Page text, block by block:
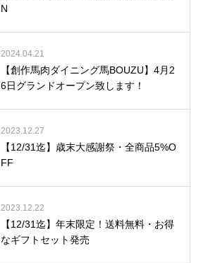
N
2024.04.21
【創作馬肉ダイニング馬BOUZU】4月2
6日グランドオープン致します！
2023.12.27
【12/31迄】歳末大感謝祭・全商品5%O
FF
2023.12.22
【12/31迄】年末限定！送料無料・お得
なギフトセット発売